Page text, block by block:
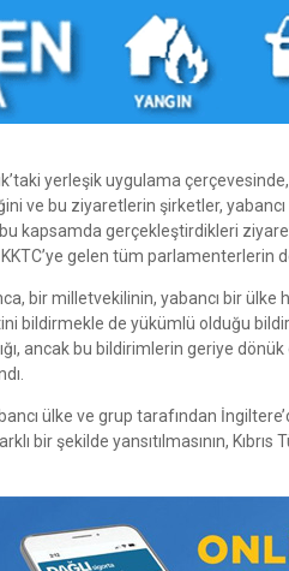
yerleşik uygulama
ve bu ziyaretlerin şirketler,
kapsamda gerçekleştirdikleri
gelen tüm
bir milletvekilinin, yabancı bir
bildirmekle de yükümlü olduğu
ancak bu bildirimlerin geriye
ülke ve grup tarafından
bir şekilde yansıtılmasının,